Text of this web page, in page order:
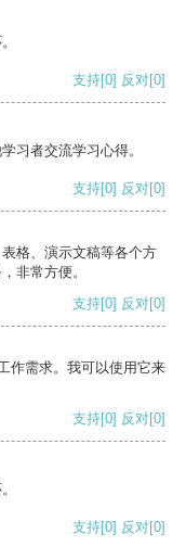
支持[0] 反对[0]
习者交流学习心得。
支持[0] 反对[0]
格、演示文稿等各个方
非常方便。
支持[0] 反对[0]
作需求。我可以使用它来
支持[0] 反对[0]
支持[0] 反对[0]